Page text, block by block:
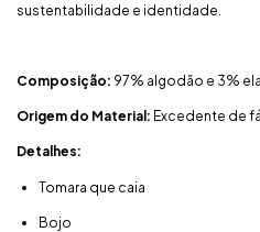
sustentabilidade e identidade.
Composição: 97% algodão e 3%
Origem do Material: Excedente de
Detalhes:
Tomara que caia
Bojo